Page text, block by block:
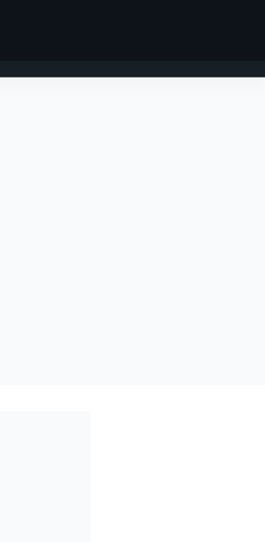
INICIAR SESIÓN